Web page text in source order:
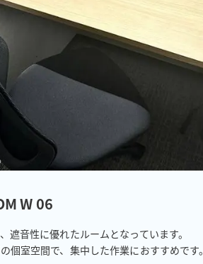
W 06
遮音性に優れたルームとなっています。
個室空間で、集中した作業におすすめです。